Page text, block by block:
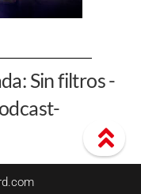
Sin filtros -